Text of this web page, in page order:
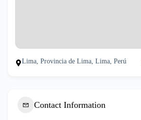
Lima, Provincia de Lima, Lima, Perú
Contact Information